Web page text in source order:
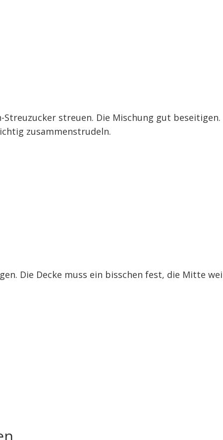
Streuzucker streuen. Die Mischung gut beseitigen.
zusammenstrudeln.
Die Decke muss ein bisschen fest, die Mitte